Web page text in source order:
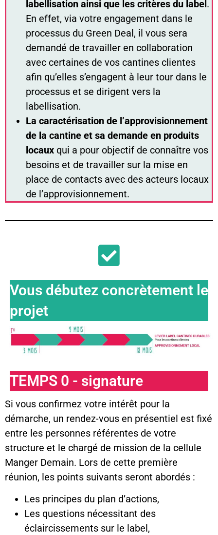
labellisation ainsi que les critères du label .
En effet, via votre engagement dans le
processus du Green Deal, il vous sera
demandé de travailler en collaboration
avec certaines de vos cantines clientes
afin qu’elles s’engagent à leur tour dans le
processus et se dirigent vers la
labellisation.
La caractérisation de l’approvisionnement
de la cantine et sa demande en produits
locaux qui a pour objectif de connaître vos
besoins et de travailler sur la mise en
place de contacts avec des acteurs locaux
de l’approvisionnement.
Vous débutez concrètement le
projet
TEMPS 0 - signature
Si vous confirmez votre intérêt pour la
démarche, un rendez-vous en présentiel est fixé
entre les personnes référentes de votre
structure et le chargé de mission de la cellule
Manger Demain. Lors de cette première
réunion, les points suivants seront abordés :
Les principes du plan d’actions,
Les questions nécessitant des
éclaircissements sur le label,